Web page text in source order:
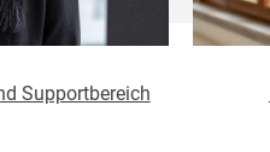
Supportbereich